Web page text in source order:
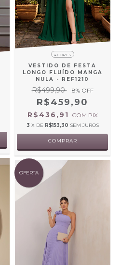
4 CORES
VESTIDO DE FESTA
LONGO FLUÍDO MANGA
NULA - REF1210
R$499,90 8% OFF
R$459,90
R$436,91 COM PIX
3 X DE R$153,30 SEM JUROS
COMPRAR
OFERTA